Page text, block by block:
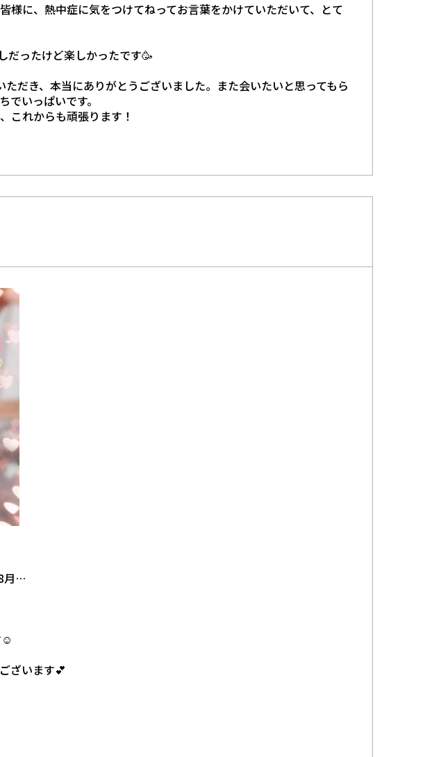
に、熱中症に気をつけてねってお言葉をかけていただいて、とて
だったけど楽しかったです🥳
だき、本当にありがとうございました。また会いたいと思ってもら
でいっぱいです。
これからも頑張ります！
月…
☺️
ざいます💕